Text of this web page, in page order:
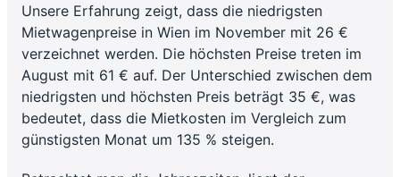
Unsere Erfahrung zeigt, dass die niedrigsten
Mietwagenpreise in Wien im November mit 26 €
verzeichnet werden. Die höchsten Preise treten im
August mit 61 € auf. Der Unterschied zwischen dem
niedrigsten und höchsten Preis beträgt 35 €, was
bedeutet, dass die Mietkosten im Vergleich zum
günstigsten Monat um 135 % steigen.